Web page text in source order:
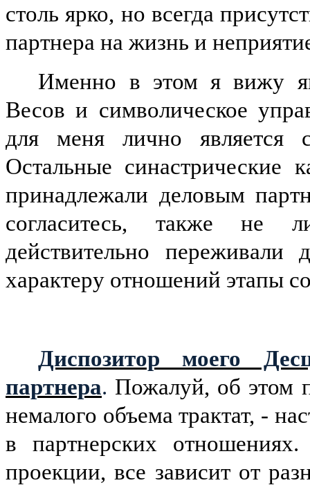
столь ярко, но всегда
партнера на жизнь и
Именно в этом я вижу
Весов и символическое
для меня лично является
Остальные
принадлежали деловым
согласитесь, также не
действительно переживали
характеру отношений этапы
Диспозитор моего
партнера. Пожалуй, об этом
немалого объема трактат, -
в партнерских
проекции, все зависит от